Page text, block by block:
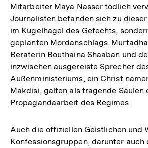
Mitarbeiter Maya Nasser tödlich
Journalisten befanden sich zu
im Kugelhagel des Gefechts,
geplanten Mordanschlags.
Beraterin Bouthaina Shaaban und
inzwischen ausgereiste Sprecher
Außenministeriums, ein Christ
Makdisi, galten als tragende Säulen
Propagandaarbeit des Regimes.
Auch die offiziellen Geistlichen und
Konfessionsgruppen, darunter auch